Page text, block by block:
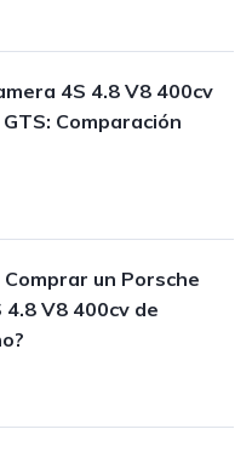
4S 4.8 V8 400cv
Comparación
Comprar un Porsche
4.8 V8 400cv de